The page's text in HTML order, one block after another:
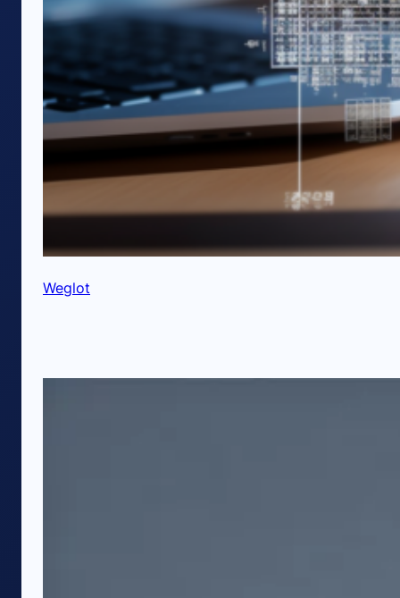
Weglot